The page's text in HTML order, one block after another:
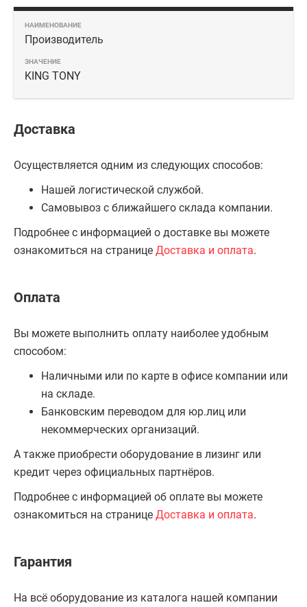
Производитель
KING TONY
Доставка
Осуществляется одним из следующих способов:
Нашей логистической службой.
Самовывоз с ближайшего склада компании.
Подробнее с информацией о доставке вы можете
ознакомиться на странице Доставка и оплата.
Оплата
Вы можете выполнить оплату наиболее удобным
способом:
Наличными или по карте в офисе компании или
на складе.
Банковским переводом для юр.лиц или
некоммерческих организаций.
А также приобрести оборудование в лизинг или
кредит через официальных партнёров.
Подробнее с информацией об оплате вы можете
ознакомиться на странице Доставка и оплата.
Гарантия
На всё оборудование из каталога нашей компании